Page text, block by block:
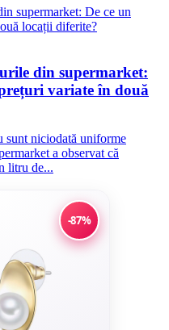
din supermarket:
variate în două
sunt niciodată uniforme
a observat că
litru de...
-87%